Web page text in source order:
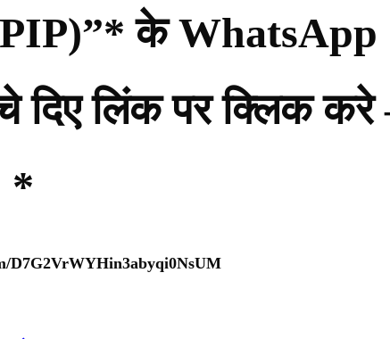
(PIP)”* के WhatsApp
लिंक पर क्लिक करे
*
D7G2VrWYHin3abyqi0NsUM